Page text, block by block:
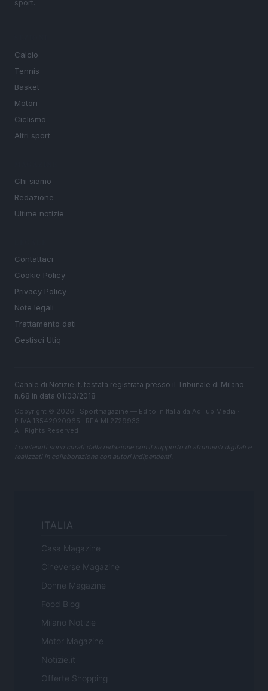
sport.
Calcio
Tennis
Basket
Motori
Ciclismo
Altri sport
Chi siamo
Redazione
Ultime notizie
Contattaci
Cookie Policy
Privacy Policy
Note legali
Trattamento dati
Gestisci Utiq
Canale di Notizie.it, testata registrata presso il Tribunale di Milano
n.68 in data 01/03/2018
Copyright © 2026 · Sportmagazine — Edito in Italia da AdHub Media
P.IVA 13542920965 · REA MI 2729933
All Rights Reserved
I contenuti sono curati dalla redazione con il supporto di strumenti digitali e
realizzati in collaborazione con autori indipendenti.
ITALIA
Casa Magazine
Cineverse Magazine
Donne Magazine
Food Blog
Milano Notizie
Motor Magazine
Notizie.it
Offerte Shopping